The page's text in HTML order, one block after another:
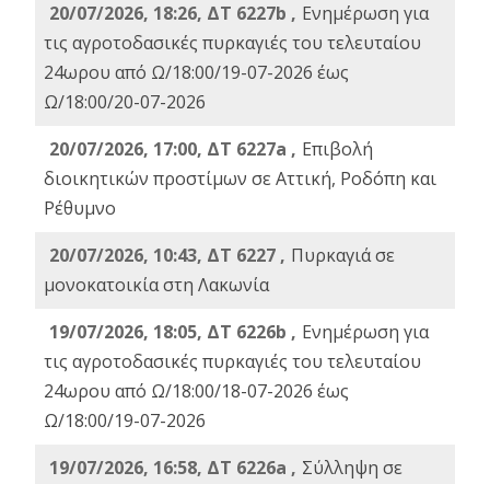
20/07/2026, 18:26, ΔΤ 6227b , Ενημέρωση για
τις αγροτοδασικές πυρκαγιές του τελευταίου
24ωρου από Ω/18:00/19-07-2026 έως
Ω/18:00/20-07-2026
20/07/2026, 17:00, ΔΤ 6227a , Επιβολή
διοικητικών προστίμων σε Αττική, Ροδόπη και
Ρέθυμνο
20/07/2026, 10:43, ΔΤ 6227 , Πυρκαγιά σε
μονοκατοικία στη Λακωνία
19/07/2026, 18:05, ΔΤ 6226b , Ενημέρωση για
τις αγροτοδασικές πυρκαγιές του τελευταίου
24ωρου από Ω/18:00/18-07-2026 έως
Ω/18:00/19-07-2026
19/07/2026, 16:58, ΔΤ 6226a , Σύλληψη σε